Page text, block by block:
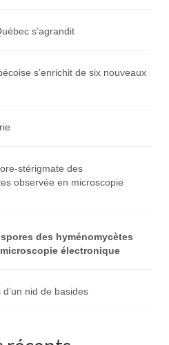
s’agrandit
s’enrichit de six nouveaux
stérigmate des
observée en microscopie
des hyménomycètes
électronique
nid de basides